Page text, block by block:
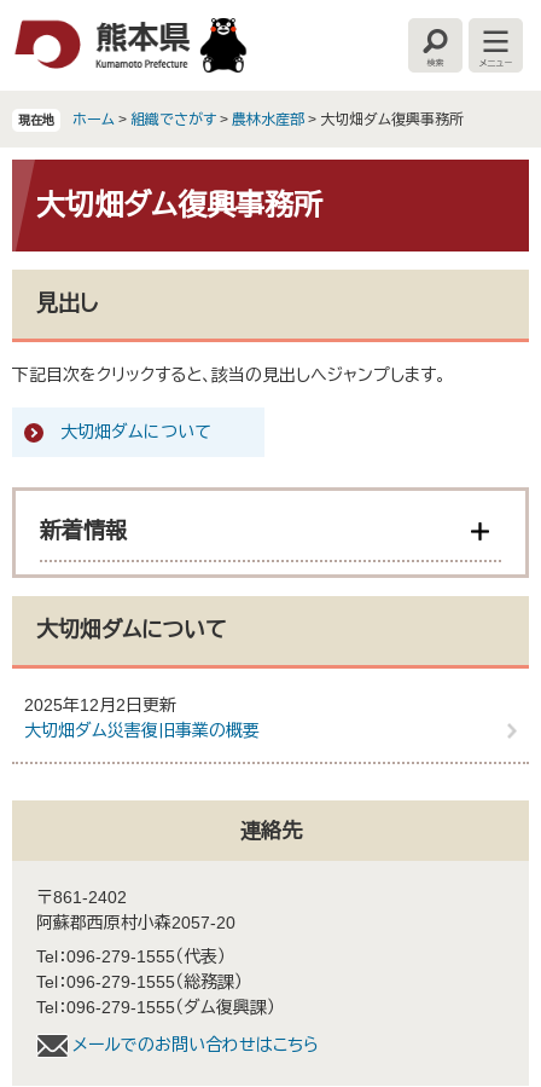
で
ば
文
検
索
メ
ニ
現在地 ホーム > 組織でさがす > 農林水産部 > 大切畑ダム復興事務所
文 大切畑ダム復興事務所
見出し
下記目次をクリックすると、該当の見出しへジャンプします。
大切畑ダムについて
新着情報
大切畑ダムについて
2025年12月2日更新
大切畑ダム災害復旧事業の概要
連絡先
〒861-2402
阿蘇郡西原村小森2057-20
Tel：096-279-1555 代表
Tel：096-279-1555 総務課
Tel：096-279-1555 ダム復興課
メールでのお問い合わせはこちら